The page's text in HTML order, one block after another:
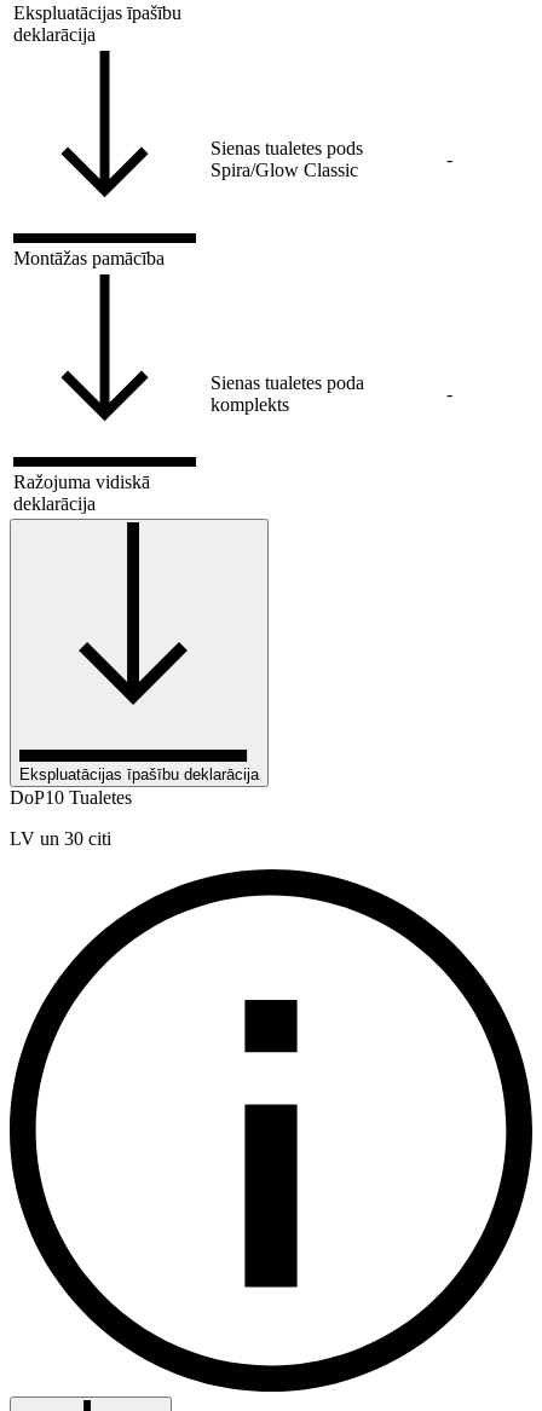
Ekspluatācijas īpašību
deklarācija
Montāžas pamācība
Sienas tualetes pods
Spira/Glow Classic
-
Ražojuma vidiskā
deklarācija
Sienas tualetes poda
komplekts
-
Ekspluatācijas īpašību deklarācija
DoP10 Tualetes
LV un 30 citi